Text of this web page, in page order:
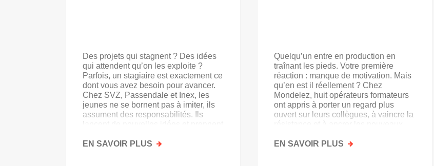
Des projets qui stagnent ? Des idées
qui attendent qu’on les exploite ?
Parfois, un stagiaire est exactement ce
dont vous avez besoin pour avancer.
Chez SVZ, Passendale et Inex, les
jeunes ne se bornent pas à imiter, ils
assument des responsabilités. Ils
lancent de nouvelles idées et prennent
EN SAVOIR PLUS SUR
Quelqu’un entre en production en
traînant les pieds. Votre première
réaction : manque de motivation. Mais
qu’en est il réellement ? Chez
Mondelez, huit opérateurs formateurs
ont appris à porter un regard plus
ouvert sur leurs collègues, à vaincre la
résistance et à ancrer les nouveaux
EN SAVOIR PLUS SUR